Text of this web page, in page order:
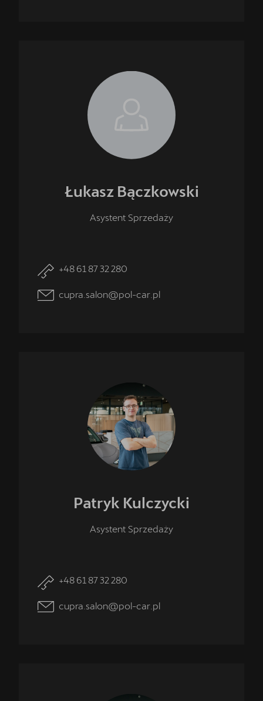
Łukasz Bączkowski
Asystent Sprzedaży
+48 61 87 32 280
cupra.salon@pol-car.pl
Patryk Kulczycki
Asystent Sprzedaży
+48 61 87 32 280
cupra.salon@pol-car.pl